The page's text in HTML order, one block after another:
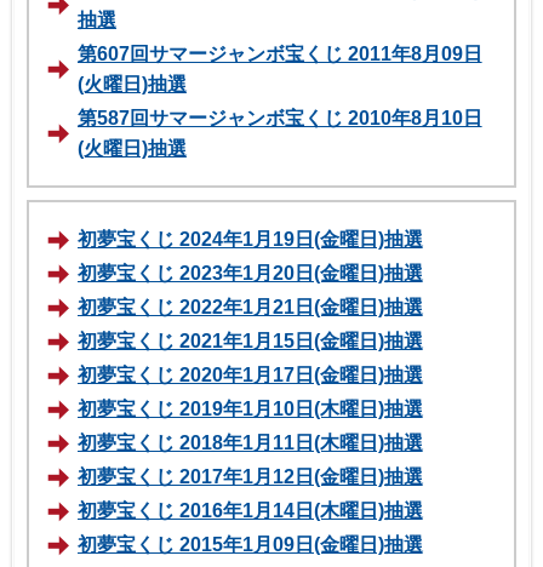
抽選
第607回サマージャンボ宝くじ 2011年8月09日
(火曜日)抽選
第587回サマージャンボ宝くじ 2010年8月10日
(火曜日)抽選
初夢宝くじ 2024年1月19日(金曜日)抽選
初夢宝くじ 2023年1月20日(金曜日)抽選
初夢宝くじ 2022年1月21日(金曜日)抽選
初夢宝くじ 2021年1月15日(金曜日)抽選
初夢宝くじ 2020年1月17日(金曜日)抽選
初夢宝くじ 2019年1月10日(木曜日)抽選
初夢宝くじ 2018年1月11日(木曜日)抽選
初夢宝くじ 2017年1月12日(金曜日)抽選
初夢宝くじ 2016年1月14日(木曜日)抽選
初夢宝くじ 2015年1月09日(金曜日)抽選